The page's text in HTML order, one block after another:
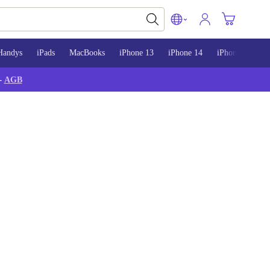
iPads MacBooks iPhone 13 iPhone 14 iPhone 15
AGB